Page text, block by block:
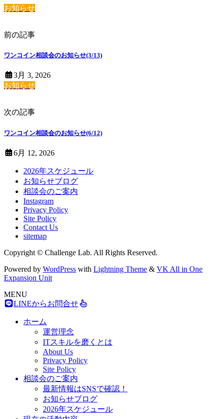
お知らせ
前の記事
ワンコイン相談会のお知らせ(3/13)
3月 3, 2026
お知らせ
次の記事
ワンコイン相談会のお知らせ(6/12)
6月 12, 2026
2026年スケジュール
お知らせブログ
相談会のご案内
Instagram
Privacy Policy
Site Policy
Contact Us
sitemap
Copyright © Challenge Lab. All Rights Reserved.
Powered by WordPress with Lightning Theme & VK All in One
Expansion Unit
MENU
LINEからお問合せ
ホーム
運営理念
ITスキルを磨くとは
About Us
Privacy Policy
Site Policy
相談会のご案内
最新情報はSNSで確認！
お知らせブログ
2026年スケジュール